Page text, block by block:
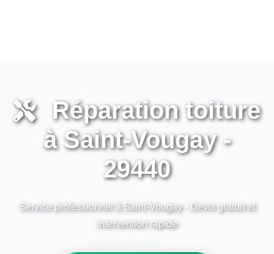
Réparation toiture
à Saint-Vougay -
29440
Service professionnel à Saint-Vougay - Devis gratuit et
intervention rapide